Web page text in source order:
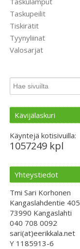
Taskupeilit
Tiskirätit
Tyynyliinat
Valosarjat
Kävijälaskuri
Käyntejä kotisivuilla:
1057249 kpl
Yhteystiedot
Tmi Sari Korhonen
Kangaslahdentie 405
73990 Kangaslahti
040 708 0092
sari(at)eerikkala.net
Y 1185913-6